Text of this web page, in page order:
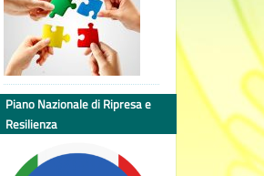
Piano Nazionale di Ripresa e
Resilienza